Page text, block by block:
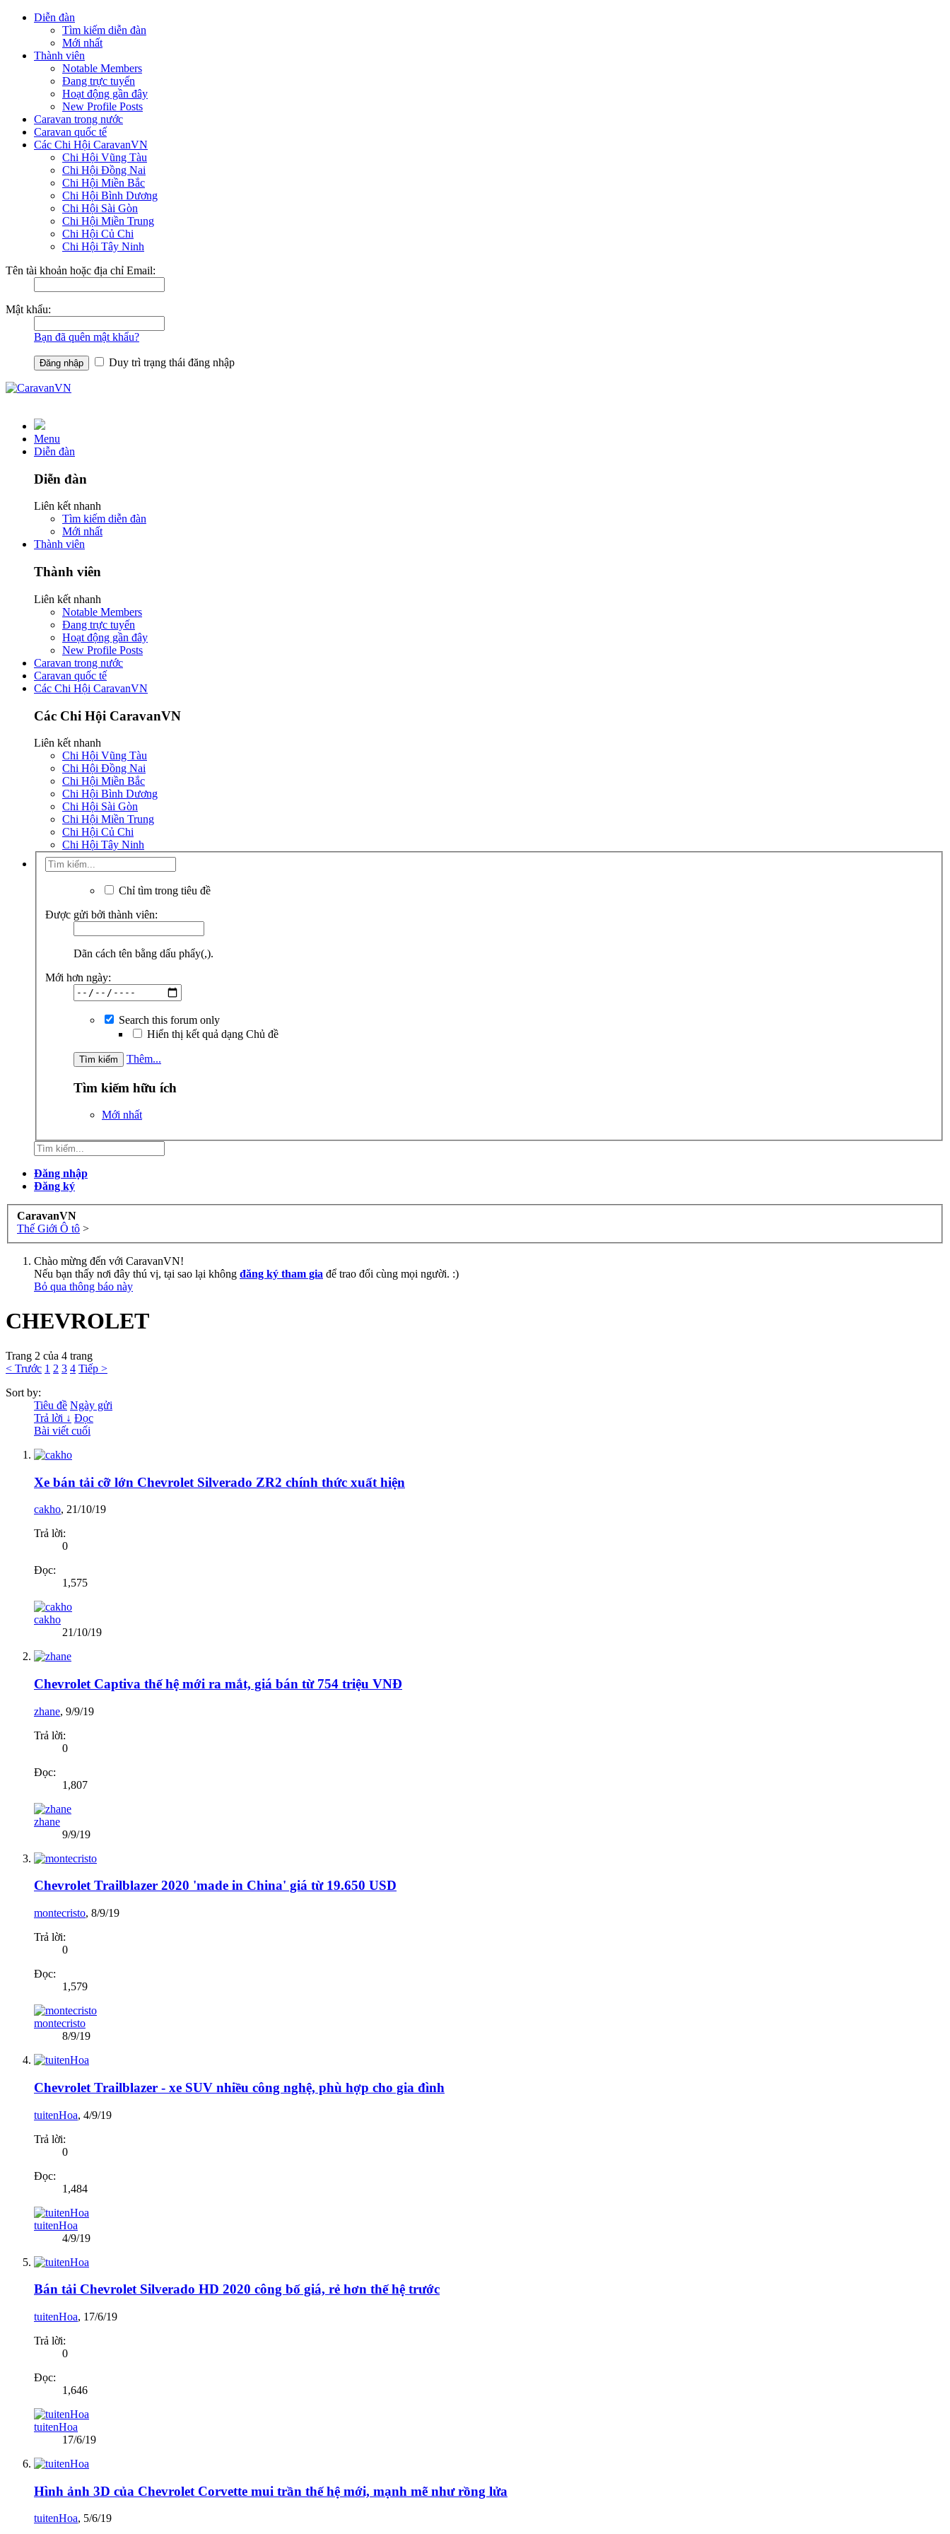
Diễn đàn
Tìm kiếm diễn đàn
Mới nhất
Thành viên
Notable Members
Đang trực tuyến
Hoạt động gần đây
New Profile Posts
Caravan trong nước
Caravan quốc tế
Các Chi Hội CaravanVN
Chi Hội Vũng Tàu
Chi Hội Đồng Nai
Chi Hội Miền Bắc
Chi Hội Bình Dương
Chi Hội Sài Gòn
Chi Hội Miền Trung
Chi Hội Củ Chi
Chi Hội Tây Ninh
Tên tài khoản hoặc địa chỉ Email:
Mật khẩu:
Bạn đã quên mật khẩu?
Duy trì trạng thái đăng nhập
Menu
Diễn đàn
Diễn đàn
Liên kết nhanh
Tìm kiếm diễn đàn
Mới nhất
Thành viên
Thành viên
Liên kết nhanh
Notable Members
Đang trực tuyến
Hoạt động gần đây
New Profile Posts
Caravan trong nước
Caravan quốc tế
Các Chi Hội CaravanVN
Các Chi Hội CaravanVN
Liên kết nhanh
Chi Hội Vũng Tàu
Chi Hội Đồng Nai
Chi Hội Miền Bắc
Chi Hội Bình Dương
Chi Hội Sài Gòn
Chi Hội Miền Trung
Chi Hội Củ Chi
Chi Hội Tây Ninh
Chỉ tìm trong tiêu đề
Được gửi bởi thành viên:
Dãn cách tên bằng dấu phẩy(,).
Mới hơn ngày:
Search this forum only
Hiển thị kết quả dạng Chủ đề
Thêm...
Tìm kiếm hữu ích
Mới nhất
Đăng nhập
Đăng ký
CaravanVN
Thế Giới Ô tô >
Chào mừng đến với CaravanVN!
Nếu bạn thấy nơi đây thú vị, tại sao lại không đăng ký tham gia để trao đổi cùng mọi người. :)
Bỏ qua thông báo này
CHEVROLET
Trang 2 của 4 trang
< Trước 1 2 3 4 Tiếp >
Sort by:
Tiêu đề Ngày gửi
Trả lời ↓ Đọc
Bài viết cuối
Xe bán tải cỡ lớn Chevrolet Silverado ZR2 chính thức xuất hiện
cakho, 21/10/19
Trả lời:
0
Đọc:
1,575
cakho
21/10/19
Chevrolet Captiva thế hệ mới ra mắt, giá bán từ 754 triệu VNĐ
zhane, 9/9/19
Trả lời:
0
Đọc:
1,807
zhane
9/9/19
Chevrolet Trailblazer 2020 'made in China' giá từ 19.650 USD
montecristo, 8/9/19
Trả lời:
0
Đọc:
1,579
montecristo
8/9/19
Chevrolet Trailblazer - xe SUV nhiều công nghệ, phù hợp cho gia đình
tuitenHoa, 4/9/19
Trả lời:
0
Đọc:
1,484
tuitenHoa
4/9/19
Bán tải Chevrolet Silverado HD 2020 công bố giá, rẻ hơn thế hệ trước
tuitenHoa, 17/6/19
Trả lời:
0
Đọc:
1,646
tuitenHoa
17/6/19
Hình ảnh 3D của Chevrolet Corvette mui trần thế hệ mới, mạnh mẽ như rồng lửa
tuitenHoa, 5/6/19